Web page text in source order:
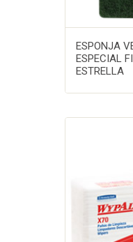
ESPONJA
ESPECIAL
ESTRELLA